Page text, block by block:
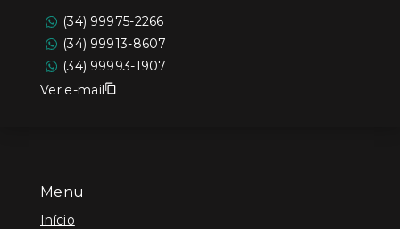
Menu
Início
(34) 99975-2266
(34) 99913-8607
(34) 99993-1907
Ver e-mail